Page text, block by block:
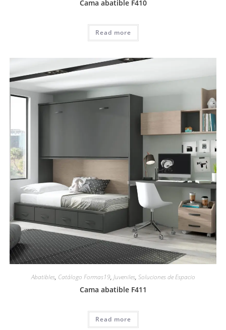
Cama abatible F410
Read more
Abatibles, Catálogo Formas19, Juveniles, Soluciones de Espacio
Cama abatible F411
Read more